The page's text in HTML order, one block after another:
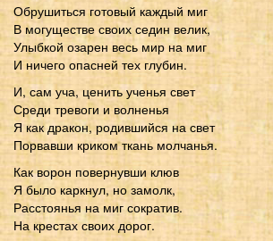
Обрушиться готовый каждый миг
В могуществе своих седин велик,
Улыбкой озарен весь мир на миг
И ничего опасней тех глубин.
И, сам уча, ценить ученья свет
Среди тревоги и волненья
Я как дракон, родившийся на свет
Порвавши криком ткань молчанья.
Как ворон повернувши клюв
Я было каркнул, но замолк,
Расстоянья на миг сократив.
На крестах своих дорог.